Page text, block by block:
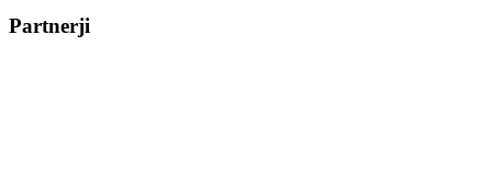
Partnerji